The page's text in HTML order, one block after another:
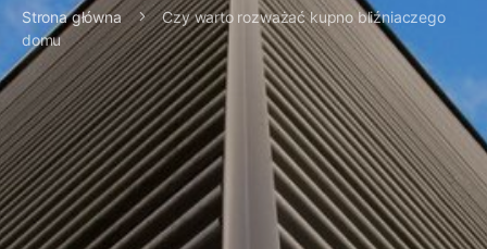
Strona główna
Czy warto rozważać kupno bliźniaczego
domu